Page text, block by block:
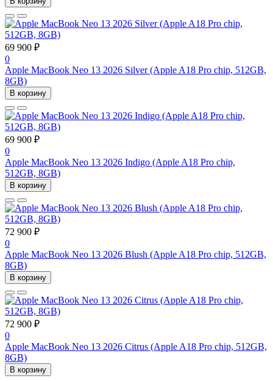
69 900 ₽
0
Apple MacBook Neo 13 2026 Silver (Apple A18 Pro chip, 512GB,
8GB)
В корзину
69 900 ₽
0
Apple MacBook Neo 13 2026 Indigo (Apple A18 Pro chip,
512GB, 8GB)
В корзину
72 900 ₽
0
Apple MacBook Neo 13 2026 Blush (Apple A18 Pro chip, 512GB,
8GB)
В корзину
72 900 ₽
0
Apple MacBook Neo 13 2026 Citrus (Apple A18 Pro chip, 512GB,
8GB)
В корзину